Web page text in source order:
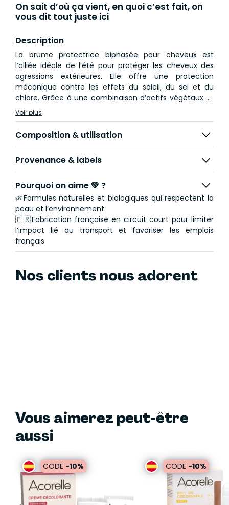
On sait d’où ça vient, en quoi c’est fait, on
vous dit tout juste ici
Description
La brume protectrice biphasée pour cheveux est
l’alliée idéale de l’été pour protéger les cheveux des
agressions extérieures. Elle offre une protection
mécanique contre les effets du soleil, du sel et du
chlore. Grâce à une combinaison d’actifs végétaux et
antioxydants, les cheveux conservent éclat, brillance
et douceur, même après exposition, et sans effet gras.
Voir plus
Composition & utilisation
Provenance & labels
Pourquoi on aime 💚 ?
🌿Formules naturelles et biologiques qui respectent la
peau et l’environnement
🇫🇷Fabrication française en circuit court pour limiter
l’impact lié au transport et favoriser les emplois
français
Nos clients nous adorent
Vous aimerez peut-être
aussi
CODE -10% CODE -10%